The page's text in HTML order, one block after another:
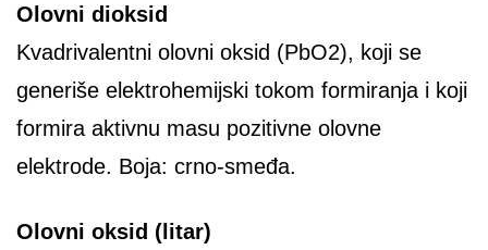
Olovni dioksid
Kvadrivalentni olovni oksid (PbO2), koji se
generiše elektrohemijski tokom formiranja i koji
formira aktivnu masu pozitivne olovne
elektrode. Boja: crno-smeđa.
Olovni oksid (litar)